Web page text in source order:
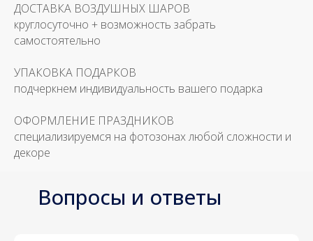
ДОСТАВКА ВОЗДУШНЫХ ШАРОВ
круглосуточно + возможность забрать
самостоятельно
УПАКОВКА ПОДАРКОВ
подчеркнем индивидуальность вашего подарка
ОФОРМЛЕНИЕ ПРАЗДНИКОВ
специализируемся на фотозонах любой сложности и
декоре
Вопросы и ответы